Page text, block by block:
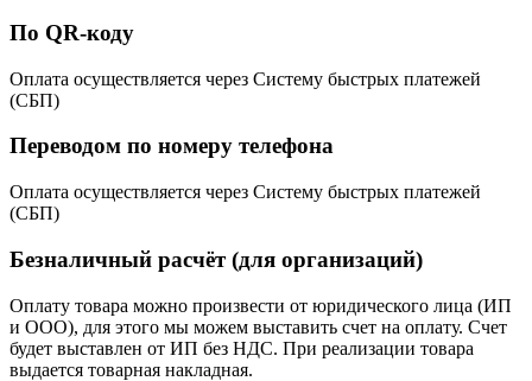
По QR-коду
Оплата осуществляется через Систему быстрых платежей
(СБП)
Переводом по номеру телефона
Оплата осуществляется через Систему быстрых платежей
(СБП)
Безналичный расчёт (для организаций)
Оплату товара можно произвести от юридического лица (ИП
и ООО), для этого мы можем выставить счет на оплату. Счет
будет выставлен от ИП без НДС. При реализации товара
выдается товарная накладная.